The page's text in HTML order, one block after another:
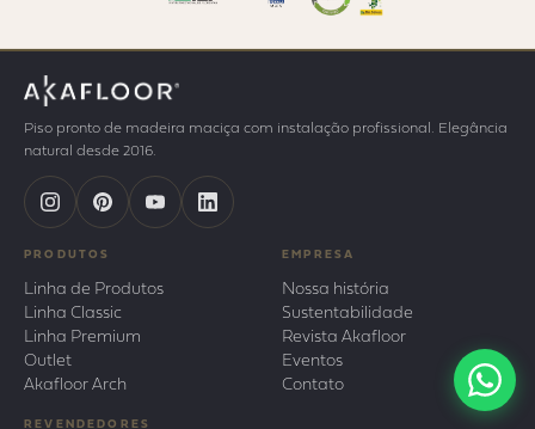
Piso pronto de madeira maciça com instalação profissional. Elegância
natural desde 2016.
PRODUTOS
Linha de Produtos
Linha Classic
Linha Premium
Outlet
Akafloor Arch
EMPRESA
Nossa história
Sustentabilidade
Revista Akafloor
Eventos
Contato
REVENDEDORES